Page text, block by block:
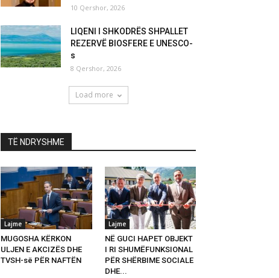
10 Qershor, 2026
LIQENI I SHKODRËS SHPALLET
REZERVË BIOSFERE E UNESCO-
s
8 Qershor, 2026
Load more
TË NDRYSHME
Lajme
MUGOSHA KËRKON
ULJEN E AKCIZËS DHE
TVSH-së PËR NAFTËN
Lajme
NË GUCI HAPET OBJEKT
I RI SHUMËFUNKSIONAL
PËR SHËRBIME SOCIALE
DHE...